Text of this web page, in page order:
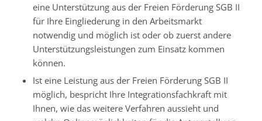
eine Unterstützung aus der Freien Förderung SGB II
für Ihre Eingliederung in den Arbeitsmarkt
notwendig und möglich ist oder ob zuerst andere
Unterstützungsleistungen zum Einsatz kommen
können.
Ist eine Leistung aus der Freien Förderung SGB II
möglich, bespricht Ihre Integrationsfachkraft mit
Ihnen, wie das weitere Verfahren aussieht und